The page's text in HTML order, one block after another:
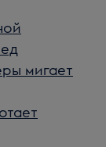
мигает